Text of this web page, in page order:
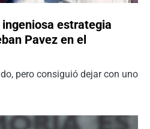
estrategia
Pavez en el
pero consiguió dejar con uno